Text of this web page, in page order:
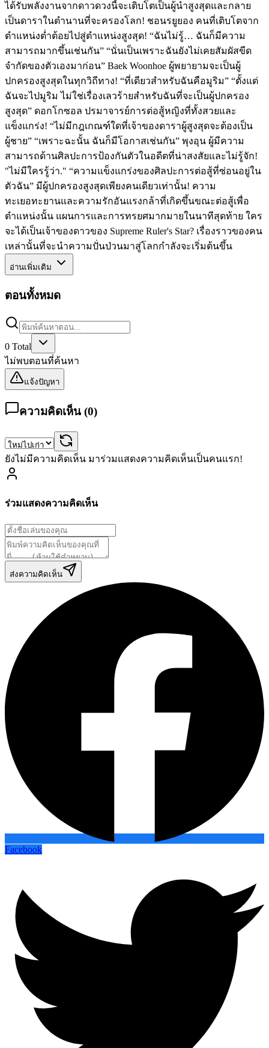
ได้รับพลังงานจากดาวดวงนี้จะเติบโตเป็นผู้นำสูงสุดและกลาย
เป็นดาราในตำนานที่จะครองโลก! ชอนรยูยอง คนที่เติบโตจาก
ตำแหน่งต่ำต้อยไปสู่ตำแหน่งสูงสุด! “ฉันไม่รู้… ฉันก็มีความ
สามารถมากขึ้นเช่นกัน” “นั่นเป็นเพราะฉันยังไม่เคยสัมผัสขีด
จำกัดของตัวเองมาก่อน” Baek Woonhoe ผู้พยายามจะเป็นผู้
ปกครองสูงสุดในทุกวิถีทาง! “ที่เดียวสำหรับฉันคือมูริม” “ตั้งแต่
ฉันจะไปมูริม ไม่ใช่เรื่องเลวร้ายสำหรับฉันที่จะเป็นผู้ปกครอง
สูงสุด” ดอกโกซอล ปรมาจารย์การต่อสู้หญิงที่ทั้งสวยและ
แข็งแกร่ง! “ไม่มีกฎเกณฑ์ใดที่เจ้าของดาราผู้สูงสุดจะต้องเป็น
ผู้ชาย” “เพราะฉะนั้น ฉันก็มีโอกาสเช่นกัน” พุงอุน ผู้มีความ
สามารถด้านศิลปะการป้องกันตัวในอดีตที่น่าสงสัยและไม่รู้จัก!
"ไม่มีใครรู้ว่า." “ความแข็งแกร่งของศิลปะการต่อสู้ที่ซ่อนอยู่ใน
ตัวฉัน” มีผู้ปกครองสูงสุดเพียงคนเดียวเท่านั้น! ความ
ทะเยอทะยานและความรักอันแรงกล้าที่เกิดขึ้นขณะต่อสู้เพื่อ
ตำแหน่งนั้น แผนการและการทรยศมากมายในนาทีสุดท้าย ใคร
จะได้เป็นเจ้าของดาวของ Supreme Ruler's Star? เรื่องราวของคน
เหล่านั้นที่จะนำความปั่นป่วนมาสู่โลกกำลังจะเริ่มต้นขึ้น
อ่านเพิ่มเติม
ตอนทั้งหมด
0 Total
ไม่พบตอนที่ค้นหา
แจ้งปัญหา
ความคิดเห็น (0)
ยังไม่มีความคิดเห็น มาร่วมแสดงความคิดเห็นเป็นคนแรก!
ร่วมแสดงความคิดเห็น
ส่งความคิดเห็น
Facebook